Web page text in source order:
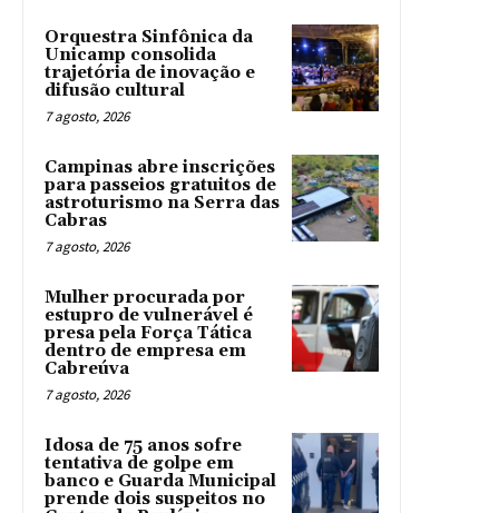
Orquestra Sinfônica da
Unicamp consolida
trajetória de inovação e
difusão cultural
7 agosto, 2026
Campinas abre inscrições
para passeios gratuitos de
astroturismo na Serra das
Cabras
7 agosto, 2026
Mulher procurada por
estupro de vulnerável é
presa pela Força Tática
dentro de empresa em
Cabreúva
7 agosto, 2026
Idosa de 75 anos sofre
tentativa de golpe em
banco e Guarda Municipal
prende dois suspeitos no